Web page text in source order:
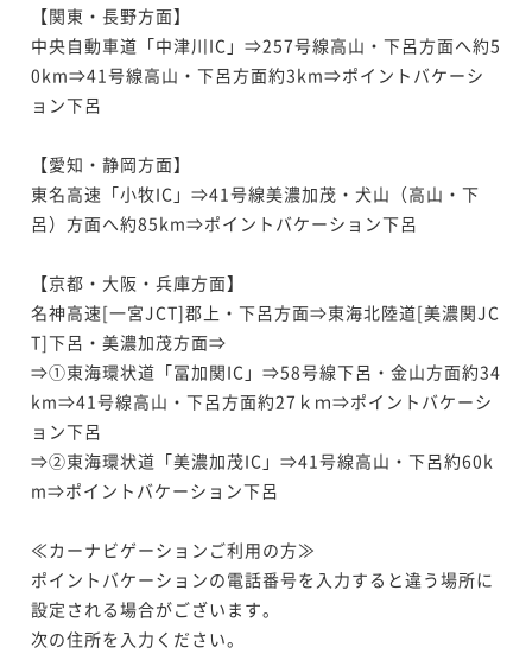
【関東・長野方面】
中央自動車道「中津川IC」⇒257号線高山・下呂方面へ約5
0km⇒41号線高山・下呂方面約3km⇒ポイントバケーシ
ョン下呂
【愛知・静岡方面】
東名高速「小牧IC」⇒41号線美濃加茂・犬山（高山・下
呂）方面へ約85km⇒ポイントバケーション下呂
【京都・大阪・兵庫方面】
名神高速[一宮JCT]郡上・下呂方面⇒東海北陸道[美濃関JC
T]下呂・美濃加茂方面⇒
⇒①東海環状道「冨加関IC」⇒58号線下呂・金山方面約34
km⇒41号線高山・下呂方面約27ｋｍ⇒ポイントバケーシ
ョン下呂
⇒②東海環状道「美濃加茂IC」⇒41号線高山・下呂約60k
m⇒ポイントバケーション下呂
≪カーナビゲーションご利用の方≫
ポイントバケーションの電話番号を入力すると違う場所に
設定される場合がございます。
次の住所を入力ください。